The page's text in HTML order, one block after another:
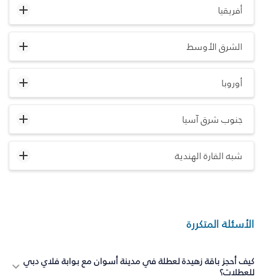
أفريقيا
الشرق الأوسط
أوروبا
جنوب شرق آسيا
شبه القارة الهندية
الأسئلة المتكررة
كيف أحجز باقة زهيدة لعطلة في مدينة أسوان مع بوابة فلاي دبي
للعطلات؟